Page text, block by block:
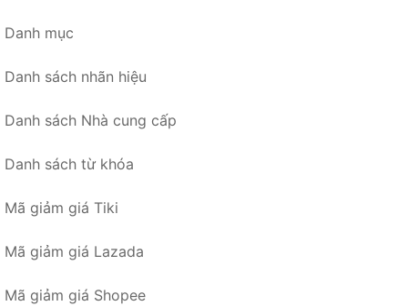
Danh mục
Danh sách nhãn hiệu
Danh sách Nhà cung cấp
Danh sách từ khóa
Mã giảm giá Tiki
Mã giảm giá Lazada
Mã giảm giá Shopee